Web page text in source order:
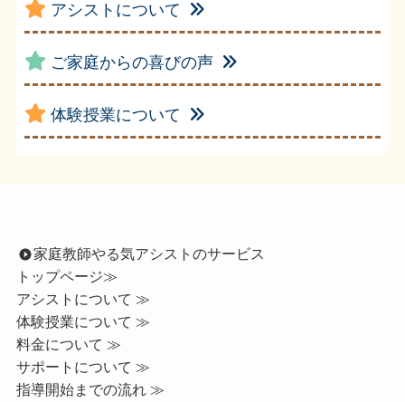
アシストについて
ご家庭からの喜びの声
体験授業について
家庭教師やる気アシストのサービス
トップページ≫
アシストについて ≫
体験授業について ≫
料金について ≫
サポートについて ≫
指導開始までの流れ ≫